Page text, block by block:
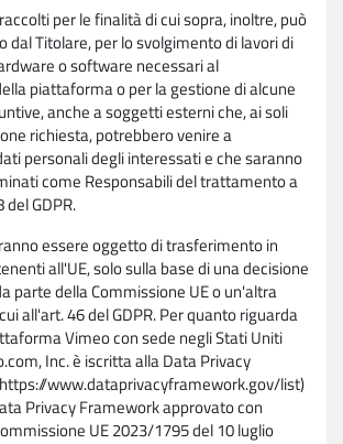
per le finalità di cui sopra, inoltre, può
dal Titolare, per lo svolgimento di lavori di
o software necessari al
piattaforma o per la gestione di alcune
anche a soggetti esterni che, ai soli
richiesta, potrebbero venire a
personali degli interessati e che saranno
come Responsabili del trattamento a
GDPR.
essere oggetto di trasferimento in
all'UE, solo sulla base di una decisione
parte della Commissione UE o un'altra
all'art. 46 del GDPR. Per quanto riguarda
Vimeo con sede negli Stati Uniti
Inc. è iscritta alla Data Privacy
www.dataprivacyframework.gov/list)
Privacy Framework approvato con
UE 2023/1795 del 10 luglio